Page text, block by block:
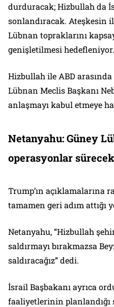
durduracak; Hizbullah da
sonlandıracak. Ateşkesin
Lübnan topraklarını
genişletilmesi hedefleniyor.
Hizbullah ile ABD
Lübnan Meclis Başkanı
anlaşmayı kabul etmeye
Netanyahu: Güney
operasyonlar sürecek
Trump’ın açıklamalarına
tamamen geri adım attığı
Netanyahu, “Hizbullah
saldırmayı bırakmazsa
saldıracağız” dedi.
İsrail Başbakanı ayrıca
faaliyetlerinin planlandığı